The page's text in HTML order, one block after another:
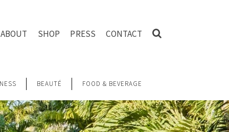
ABOUT SHOP PRESS CONTACT
BEAUTÉ FOOD & BEVERAGE